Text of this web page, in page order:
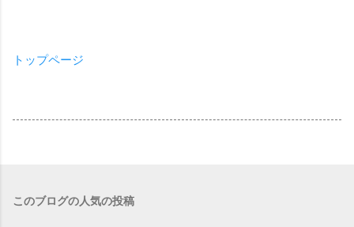
トップページ
このブログの人気の投稿